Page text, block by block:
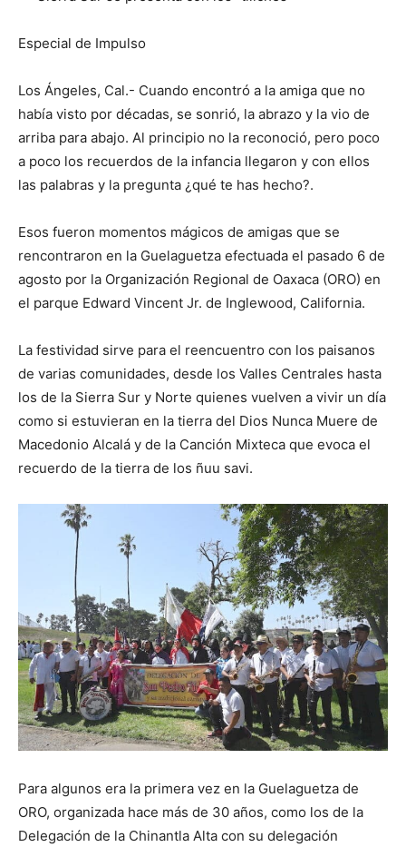
Especial de Impulso
Los Ángeles, Cal.- Cuando encontró a la amiga que no
había visto por décadas, se sonrió, la abrazo y la vio de
arriba para abajo. Al principio no la reconoció, pero poco
a poco los recuerdos de la infancia llegaron y con ellos
las palabras y la pregunta ¿qué te has hecho?.
Esos fueron momentos mágicos de amigas que se
rencontraron en la Guelaguetza efectuada el pasado 6 de
agosto por la Organización Regional de Oaxaca (ORO) en
el parque Edward Vincent Jr. de Inglewood, California.
La festividad sirve para el reencuentro con los paisanos
de varias comunidades, desde los Valles Centrales hasta
los de la Sierra Sur y Norte quienes vuelven a vivir un día
como si estuvieran en la tierra del Dios Nunca Muere de
Macedonio Alcalá y de la Canción Mixteca que evoca el
recuerdo de la tierra de los ñuu savi.
Para algunos era la primera vez en la Guelaguetza de
ORO, organizada hace más de 30 años, como los de la
Delegación de la Chinantla Alta con su delegación